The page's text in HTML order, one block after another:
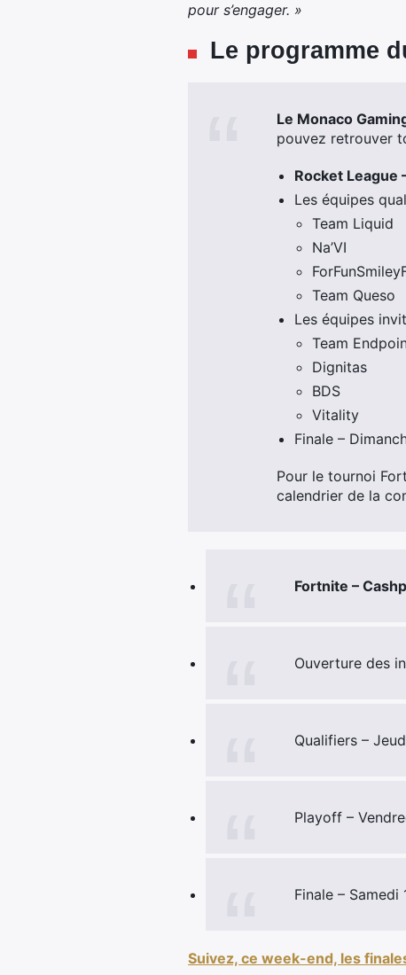
pour s’engager. »
Le programme
Le Monaco
pouvez retrouver
Rocket League
Les équipes
Team Liquid
Na’VI
Team Queso
Les équipes
Team
Dignitas
BDS
Vitality
Finale –
Pour le tournoi
calendrier de la
Fortnite –
Ouverture des
Qualifiers –
Playoff –
Finale – Samedi
Suivez, ce week-end, les